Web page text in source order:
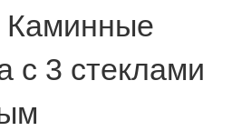
Каминные
с 3 стеклами